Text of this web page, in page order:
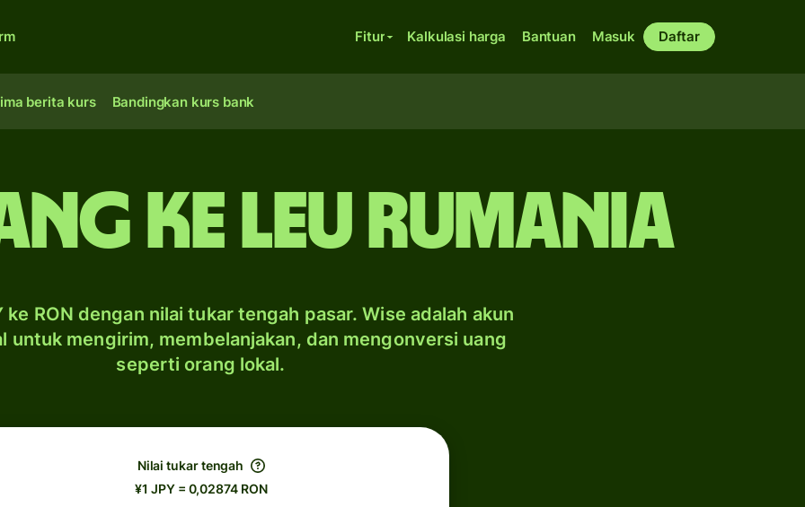
Fitur Kalkulasi harga Bantuan Masuk Daftar
berita kurs Bandingkan kurs bank
ke leu Rumania
ke RON dengan nilai tukar tengah pasar. Wise adalah akun
untuk mengirim, membelanjakan, dan mengonversi uang
seperti orang lokal.
Nilai tukar tengah
¥1 JPY = 0,02874 RON